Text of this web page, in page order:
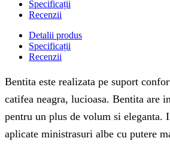
Specificații
Recenzii
Detalii produs
Specificații
Recenzii
Bentita este realizata pe suport
catifea neagra, lucioasa. Bentita are
pentru un plus de volum si eleganta.
aplicate ministrasuri albe cu putere